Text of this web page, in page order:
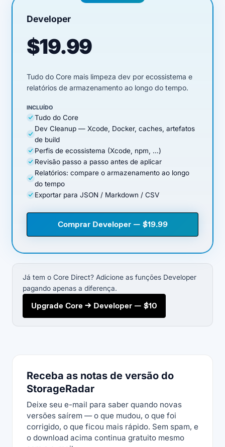
Developer
$19.99
Tudo do Core mais limpeza dev por ecossistema e
relatórios de armazenamento ao longo do tempo.
INCLUÍDO
Tudo do Core
Dev Cleanup — Xcode, Docker, caches, artefatos
de build
Perfis de ecossistema (Xcode, npm, …)
Revisão passo a passo antes de aplicar
Relatórios: compare o armazenamento ao longo
do tempo
Exportar para JSON / Markdown / CSV
Comprar Developer — $19.99
Já tem o Core Direct? Adicione as funções Developer
pagando apenas a diferença.
Upgrade Core → Developer — $10
Receba as notas de versão do
StorageRadar
Deixe seu e-mail para saber quando novas
versões saírem — o que mudou, o que foi
corrigido, o que ficou mais rápido. Sem spam, e
o download acima continua gratuito mesmo